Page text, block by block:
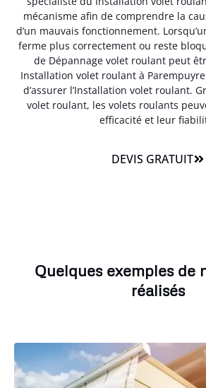
mécanisme afin de comprendre la
d’un mauvais fonctionnement.
ferme plus correctement ou reste
de Dépannage volet roulant peut
Installation volet roulant à
d’assurer l’Installation volet roulant.
volet roulant, les volets roulants
efficacité et leur
DEVIS GRATUIT
Quelques exemples de
réalisés